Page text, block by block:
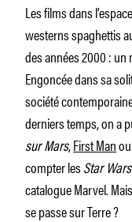
Les films dans
westerns spaghettis
des années 2000 : un
Engoncée dans sa
société
derniers temps, on a
sur Mars,First Man
compter lesStar Wars
catalogue Marvel.
se passe sur Terre ?